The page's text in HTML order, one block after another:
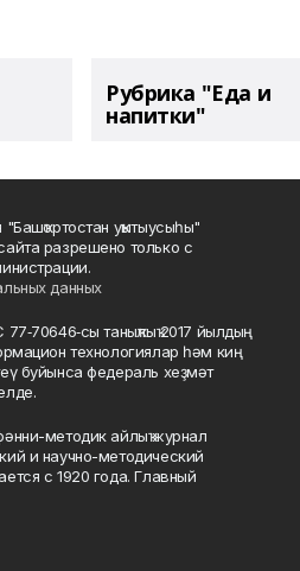
Рубрика "Еда и
напитки"
уҡытыусыһы"
разрешено только с
данных
таныҡлыҡ 2017 йылдың
технологиялар һәм киң
буйынса федераль хеҙмәт
методик айлыҡ журнал
и научно-методический
с 1920 года. Главный